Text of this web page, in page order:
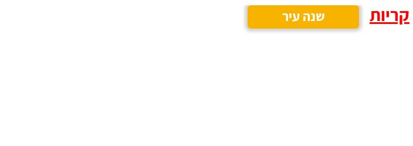
קריות שנה עיר